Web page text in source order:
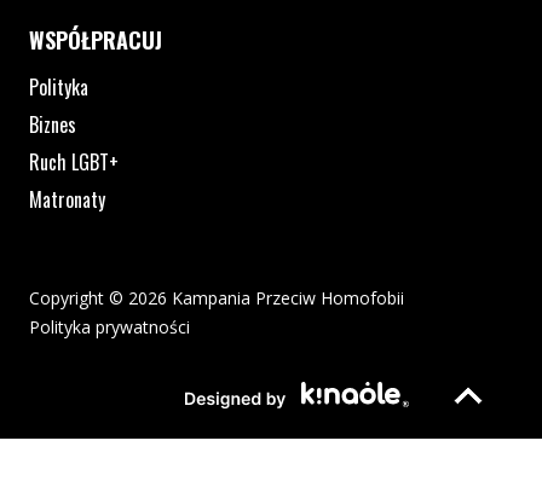
WSPÓŁPRACUJ
Polityka
Biznes
Ruch LGBT+
Matronaty
Copyright © 2026 Kampania Przeciw Homofobii
Polityka prywatności
Strona otwiera